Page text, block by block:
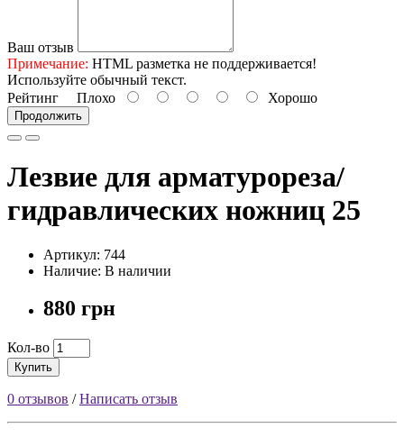
Ваш отзыв
Примечание: HTML разметка не поддерживается!
Используйте обычный текст.
Рейтинг Плохо Хорошо
Продолжить
Лезвие для арматурореза/
гидравлических ножниц 25
Артикул: 744
Наличие: В наличии
880 грн
Кол-во
Купить
0 отзывов /Написать отзыв